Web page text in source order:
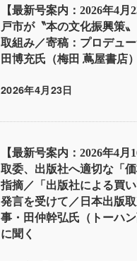
【最新号案内：2026年4月
戸市が〝本の文化振興策
取組み／寄稿：プロデュ
田博充氏（梅田 蔦屋書店）
投稿日
2026年4月23日
【最新号案内：2026年4月
取委、出版社へ適切な「価
指摘／「出版社による買い
発言を受けて／日本出版
事・田仲幹弘氏（トーハン
に聞く